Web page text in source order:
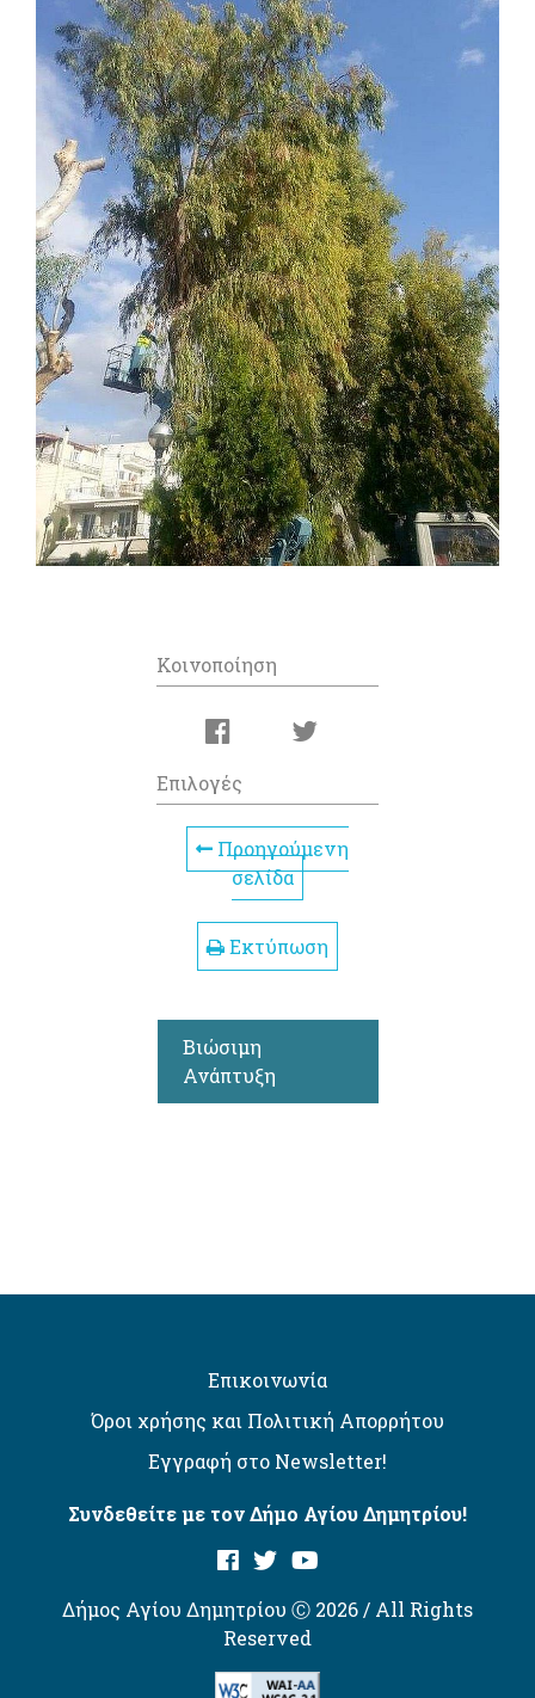
Κοινοποίηση
Επιλογές
Προηγούμενη
σελίδα
Εκτύπωση
Βιώσιμη
Ανάπτυξη
Επικοινωνία
Όροι χρήσης και Πολιτική Απορρήτου
Εγγραφή στο Newsletter!
Συνδεθείτε με τον Δήμο Αγίου Δημητρίου!
Δήμος Αγίου Δημητρίου Ⓒ 2026 / All Rights
Reserved